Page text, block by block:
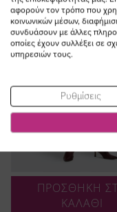
ΠΡΟΣΘΗΚΗ
ΚΑΛΑΘΙ
αφορούν τον τρόπο που
κοινωνικών μέσων,
συνδυάσουν με άλλες
οποίες έχουν συλλέξει σε
υπηρεσιών τους.
Ρυθμίσεις